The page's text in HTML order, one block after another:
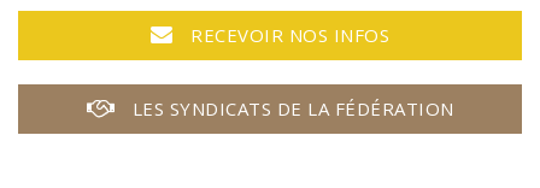
RECEVOIR NOS INFOS
LES SYNDICATS DE LA FÉDÉRATION